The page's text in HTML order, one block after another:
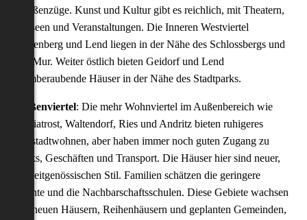
Straßenzüge. Kunst und Kultur gibt es reichlich, mit Theatern,
Museen und Veranstaltungen. Die Inneren Westviertel
Eggenberg und Lend liegen in der Nähe des Schlossbergs und
der Mur. Weiter östlich bieten Geidorf und Lend
atemberaubende Häuser in der Nähe des Stadtparks.
Außenviertel: Die mehr Wohnviertel im Außenbereich wie
Mariatrost, Waltendorf, Ries und Andritz bieten ruhigeres
Vorstadtwohnen, aber haben immer noch guten Zugang zu
Parks, Geschäften und Transport. Die Häuser hier sind neuer,
im zeitgenössischen Stil. Familien schätzen die geringere
Dichte und die Nachbarschaftsschulen. Diese Gebiete wachsen
mit neuen Häusern, Reihenhäusern und geplanten Gemeinden,